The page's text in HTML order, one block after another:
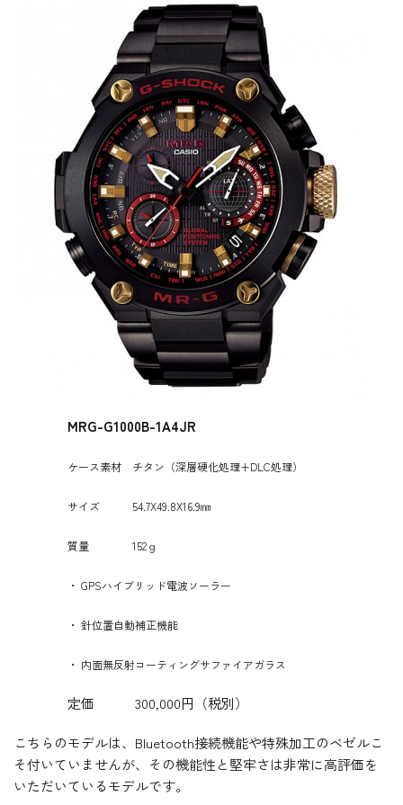
MRG-G1000B-1A4JR
ケース素材 チタン（深層硬化処理+DLC処理）
サイズ 54.7X49.8X16.9㎜
質量 152ｇ
・ GPSハイブリッド電波ソーラー
・ 針位置自動補正機能
・ 内面無反射コーティングサファイアガラス
定価 300,000円（税別）
こちらのモデルは、Bluetooth接続機能や特殊加工のベゼルこ
そ付いていませんが、その機能性と堅牢さは非常に高評価を
いただいているモデルです。